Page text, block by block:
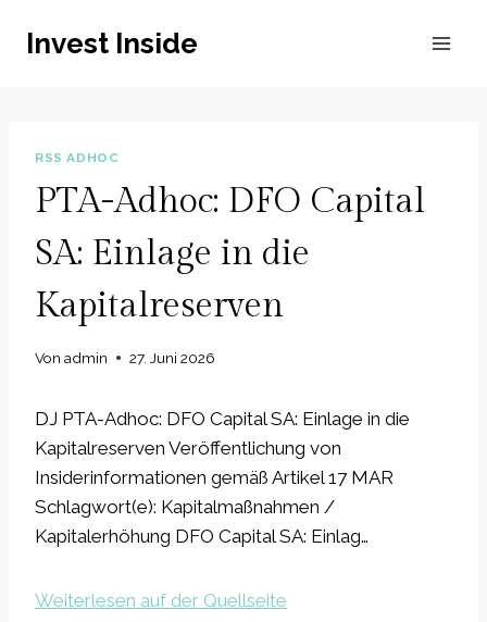
InhaltInvest Inside
RSS ADHOC
PTA-Adhoc: DFO Capital
SA: Einlage in die
Kapitalreserven
Von admin 27. Juni 2026
DJ PTA-Adhoc: DFO Capital SA: Einlage in die
Kapitalreserven Veröffentlichung von
Insiderinformationen gemäß Artikel 17 MAR
Schlagwort(e): Kapitalmaßnahmen /
Kapitalerhöhung DFO Capital SA: Einlag…
Weiterlesen auf der Quellseite